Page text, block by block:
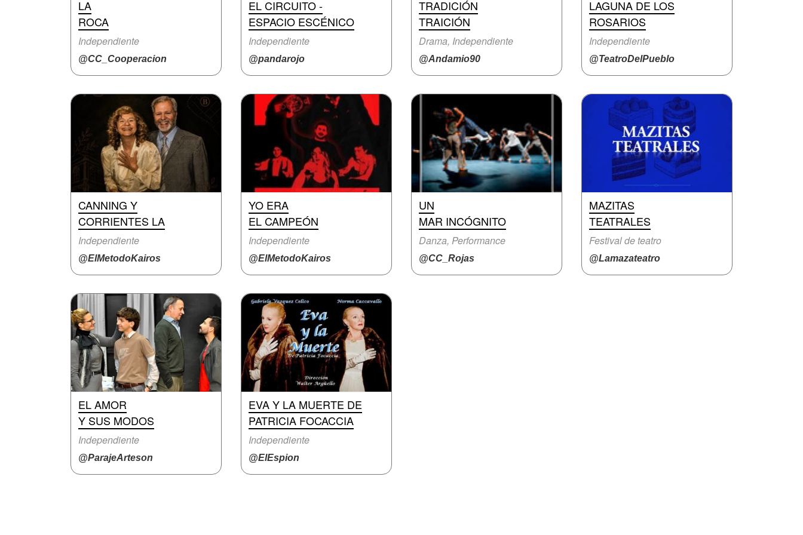
LA
ROCA
Independiente
@CC_Cooperacion
EL CIRCUITO -
ESPACIO ESCÉNICO
Independiente
@pandarojo
TRADICIÓN
TRAICIÓN
Drama, Independiente
@Andamio90
LAGUNA DE LOS
ROSARIOS
Independiente
@TeatroDelPueblo
CANNING Y
CORRIENTES LA
Independiente
@ElMetodoKairos
YO ERA
EL CAMPEÓN
Independiente
@ElMetodoKairos
UN
MAR INCÓGNITO
Danza, Performance
@CC_Rojas
MAZITAS
TEATRALES
Festival de teatro
@Lamazateatro
EL AMOR
Y SUS MODOS
Independiente
@ParajeArteson
EVA Y LA MUERTE DE
PATRICIA FOCACCIA
Independiente
@ElEspion